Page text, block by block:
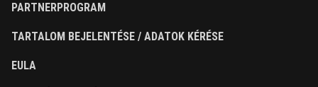
PARTNERPROGRAM
TARTALOM BEJELENTÉSE / ADATOK KÉRÉSE
EULA